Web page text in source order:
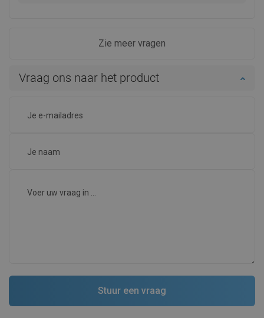
Zie meer vragen
Vraag ons naar het product